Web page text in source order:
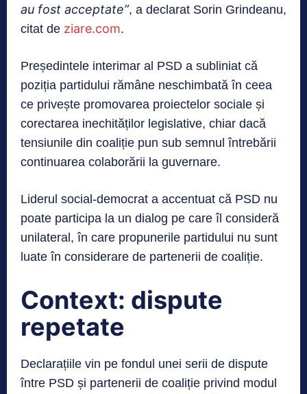
au fost acceptate”, a declarat Sorin Grindeanu,
citat de ziare.com.
Președintele interimar al PSD a subliniat că
poziția partidului rămâne neschimbată în ceea
ce privește promovarea proiectelor sociale și
corectarea inechităților legislative, chiar dacă
tensiunile din coaliție pun sub semnul întrebării
continuarea colaborării la guvernare.
Liderul social-democrat a accentuat că PSD nu
poate participa la un dialog pe care îl consideră
unilateral, în care propunerile partidului nu sunt
luate în considerare de partenerii de coaliție.
Context: dispute
repetate
Declarațiile vin pe fondul unei serii de dispute
între PSD și partenerii de coaliție privind modul